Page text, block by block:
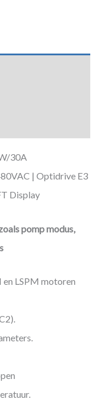
30A
| Optidrive E3
Display
pomp modus,
LSPM motoren